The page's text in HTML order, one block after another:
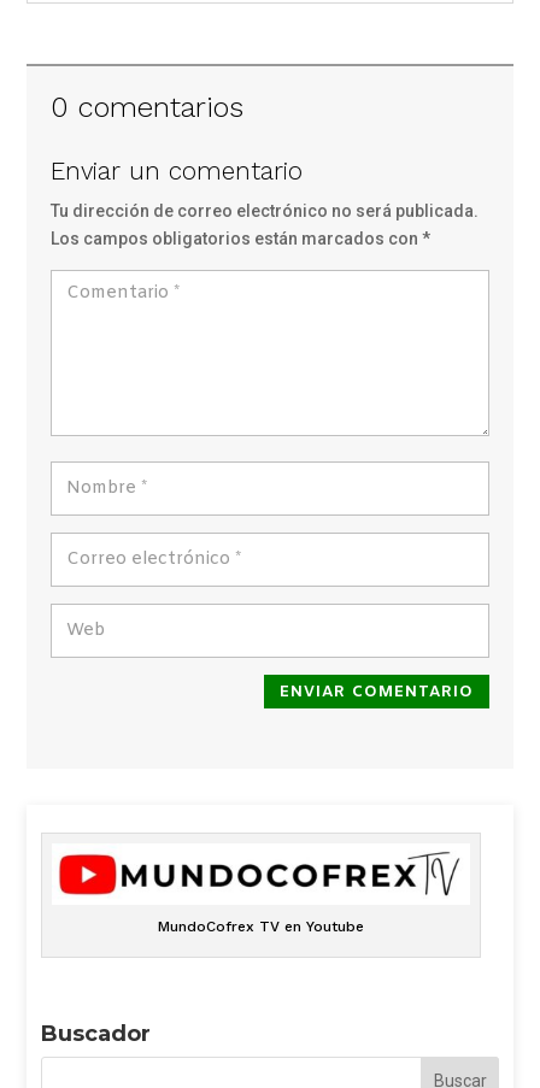
0 comentarios
Enviar un comentario
Tu dirección de correo electrónico no será publicada.
Los campos obligatorios están marcados con*
ENVIAR COMENTARIO
MundoCofrex TV en Youtube
Buscador